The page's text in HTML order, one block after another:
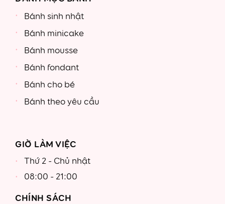
Bánh sinh nhật
Bánh minicake
Bánh mousse
Bánh fondant
Bánh cho bé
Bánh theo yêu cầu
GIỜ LÀM VIỆC
Thứ 2 - Chủ nhật
08:00 - 21:00
CHÍNH SÁCH